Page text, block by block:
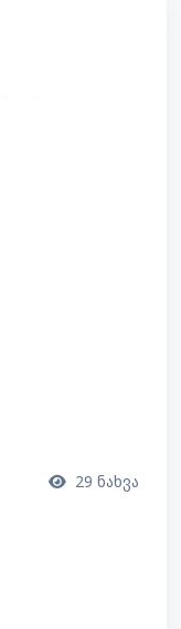
29 ნახვა